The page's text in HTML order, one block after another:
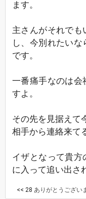
ます。
主さんがそれでも
し、今別れたい
です。
一番痛手なのは会
すよ。
その先を見据えて
相手から連絡来て
イザとなって貴
に入って追い出さ
<< 28 ありがとうございます。 その通りですね。私から別れる勇